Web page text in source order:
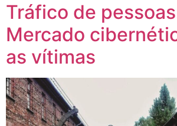
Tráfico de
Mercado
as vítimas